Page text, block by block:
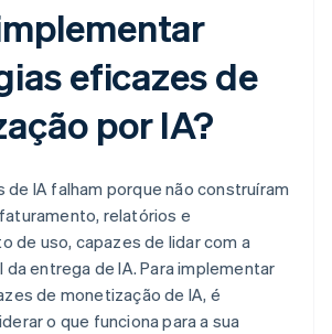
eficazes de
por IA?
de IA falham porque não construíram
relatórios e
de uso, capazes de lidar com a
da entrega de IA. Para implementar
de monetização de IA, é
o que funciona para a sua